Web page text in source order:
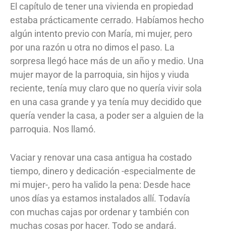
El capítulo de tener una vivienda en propiedad
estaba prácticamente cerrado. Habíamos hecho
algún intento previo con María, mi mujer, pero
por una razón u otra no dimos el paso. La
sorpresa llegó hace más de un año y medio. Una
mujer mayor de la parroquia, sin hijos y viuda
reciente, tenía muy claro que no quería vivir sola
en una casa grande y ya tenía muy decidido que
quería vender la casa, a poder ser a alguien de la
parroquia. Nos llamó.
Vaciar y renovar una casa antigua ha costado
tiempo, dinero y dedicación -especialmente de
mi mujer-, pero ha valido la pena: Desde hace
unos días ya estamos instalados allí. Todavía
con muchas cajas por ordenar y también con
muchas cosas por hacer. Todo se andará.